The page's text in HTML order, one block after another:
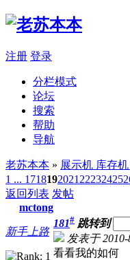
注册 登录
分栏模式
论坛
搜索
帮助
导航
老苏本本 » 展示机 库存
1 ... 1718192021 22232425
返回列表 发帖
mctong
新手上路
181# 跳转到
发表于
看看我的如何